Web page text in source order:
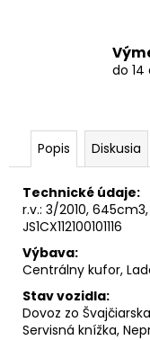
do
Popis Diskusia
Technické údaje:
r.v.: 3/2010,
JS1CX112100101116
Výbava:
Centrálny kufor,
Stav vozidla:
Dovoz zo
Servisná knížka,